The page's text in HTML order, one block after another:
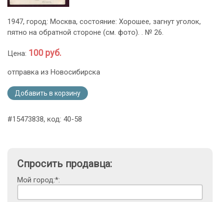
1947, город: Москва, состояние: Хорошее, загнут уголок,
пятно на обратной стороне (см. фото). . № 26.
Цена: 100 руб.
отправка из Новосибирска
Добавить в корзину
#15473838, код: 40-58
Спросить продавца:
Мой город:*: